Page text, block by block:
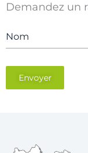
Demandez un
Nom
Envoyer